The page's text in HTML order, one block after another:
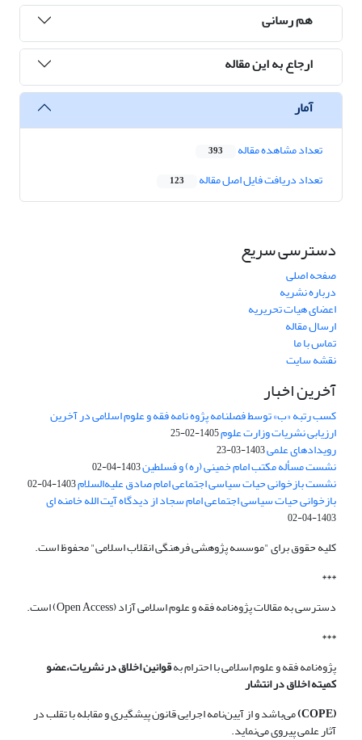
هم رسانی
ارجاع به این مقاله
آمار
تعداد مشاهده مقاله 393
تعداد دریافت فایل اصل مقاله 123
دسترسی سریع
صفحه اصلی
درباره نشریه
اعضای هیات تحریریه
ارسال مقاله
تماس با ما
نقشه سایت
آخرین اخبار
کسب رتبه «ب» توسط فصلنامه پژوه نامه فقه و علوم اسلامی در آخرین
ارزیابی نشریات وزارت علوم1405-02-25
رویدادهای علمی1403-03-23
نشست مسأله مکتب امام خمینی (ره) و فسلطین1403-04-02
نشست بازخوانی حیات سیاسی اجتماعی امام صادق علیه‌السلام1403-04-02
بازخوانی حیات سیاسی اجتماعی امام سجاد از دیدگاه آیت الله خامنه ای
1403-04-02
کلیه حقوق برای "موسسه پژوهشی فرهنگی انقلاب اسلامی" محفوظ است.
***
دسترسی به مقالات پژوه‌نامه فقه و علوم اسلامی آزاد (Open Access) است.
***
پژوه‌نامه فقه و علوم اسلامی با احترام بهقوانین اخلاق در نشریات،عضو
کمیته اخلاق در انتشار
(COPE)
می‌باشد و از آیین‌نامه اجرایی قانون پیشگیری و مقابله با تقلب در
آثار علمی پیروی می‌نماید.